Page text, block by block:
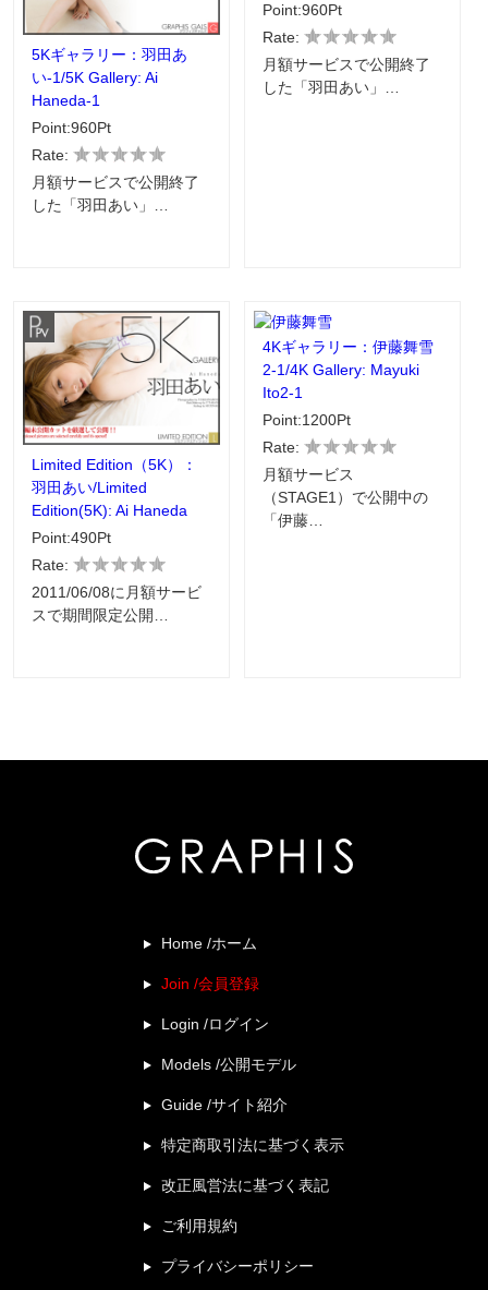
5Kギャラリー：羽田あ
い-1/5K Gallery: Ai
Haneda-1
Point:960Pt
Rate:
月額サービスで公開終了
した「羽田あい」…
Point:960Pt
Rate:
月額サービスで公開終了
した「羽田あい」…
Limited Edition（5K）：
羽田あい/Limited
Edition(5K): Ai Haneda
Point:490Pt
Rate:
2011/06/08に月額サービ
スで期間限定公開…
4Kギャラリー：伊藤舞雪
2-1/4K Gallery: Mayuki
Ito2-1
Point:1200Pt
Rate:
月額サービス
（STAGE1）で公開中の
「伊藤…
Home /ホーム
Join /会員登録
Login /ログイン
Models /公開モデル
Guide /サイト紹介
特定商取引法に基づく表示
改正風営法に基づく表記
ご利用規約
プライバシーポリシー